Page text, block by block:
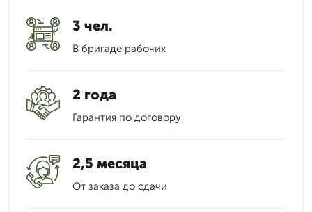
3 чел.
В бригаде рабочих
2 года
Гарантия по договору
2,5 месяца
От заказа до сдачи